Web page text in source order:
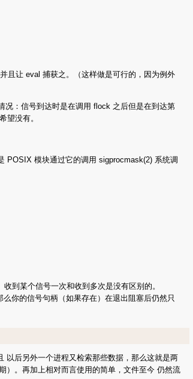
且让 eval 捕获之。（这样做是可行的，因为例外
况：信号到达时是在调用 flock 之后但是在到达第
望没有。
POSIX 模块通过它的调用 sigprocmask(2) 系统调
到某个信号一次和收到多次是没有区别的。
你的信号句柄（如果存在）在退出阻塞后仍然只
后另外一个进程又检索那些数据，那么这就是两
）。再加上相对而言使用的简单，文件至今 仍然流